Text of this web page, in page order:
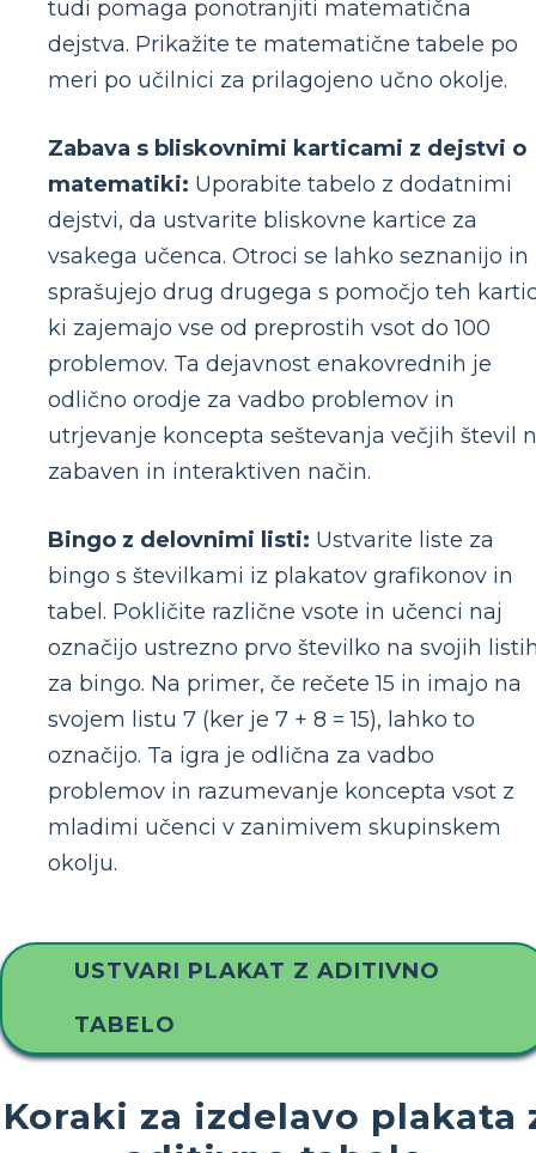
tudi pomaga ponotranjiti matematična
dejstva. Prikažite te matematične tabele po
meri po učilnici za prilagojeno učno okolje.
Zabava s bliskovnimi karticami z dejstvi o
matematiki: Uporabite tabelo z dodatnimi
dejstvi, da ustvarite bliskovne kartice za
vsakega učenca. Otroci se lahko seznanijo in
sprašujejo drug drugega s pomočjo teh
ki zajemajo vse od preprostih vsot do 100
problemov. Ta dejavnost enakovrednih je
odlično orodje za vadbo problemov in
utrjevanje koncepta seštevanja večjih števil
zabaven in interaktiven način.
Bingo z delovnimi listi: Ustvarite liste za
bingo s številkami iz plakatov grafikonov in
tabel. Pokličite različne vsote in učenci naj
označijo ustrezno prvo številko na svojih
za bingo. Na primer, če rečete 15 in imajo na
svojem listu 7 (ker je 7 + 8 = 15), lahko to
označijo. Ta igra je odlična za vadbo
problemov in razumevanje koncepta vsot z
mladimi učenci v zanimivem skupinskem
okolju.
USTVARI PLAKAT Z ADITIVNO
TABELO
Koraki za izdelavo plakata